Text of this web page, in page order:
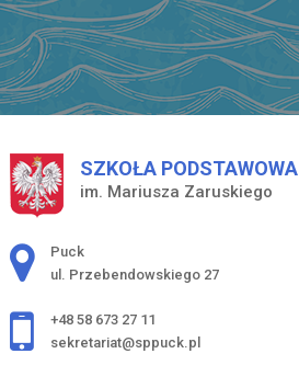
SZKOŁA PODSTAWOWA
im. Mariusza Zaruskiego
Adres pocztowy:
Puck
ul. Przebendowskiego 27
+48 58 673 27 11
sekretariat@sppuck.pl